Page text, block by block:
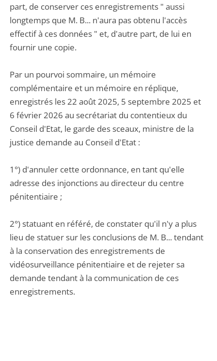
part, de conserver ces enregistrements " aussi
longtemps que M. B... n'aura pas obtenu l'accès
effectif à ces données " et, d'autre part, de lui en
fournir une copie.
Par un pourvoi sommaire, un mémoire
complémentaire et un mémoire en réplique,
enregistrés les 22 août 2025, 5 septembre 2025 et
6 février 2026 au secrétariat du contentieux du
Conseil d'Etat, le garde des sceaux, ministre de la
justice demande au Conseil d'Etat :
1°) d'annuler cette ordonnance, en tant qu'elle
adresse des injonctions au directeur du centre
pénitentiaire ;
2°) statuant en référé, de constater qu'il n'y a plus
lieu de statuer sur les conclusions de M. B... tendant
à la conservation des enregistrements de
vidéosurveillance pénitentiaire et de rejeter sa
demande tendant à la communication de ces
enregistrements.